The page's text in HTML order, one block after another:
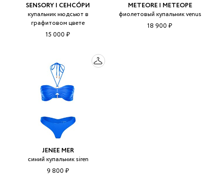
SENSORY | СЕНСÓРИ
купальник нюдсьют в
графитовом цвете
15 000 ₽
METEORE | МЕТЕОРЕ
фиолетовый купальник venus
18 900 ₽
JENEE MER
синий купальник siren
9 800 ₽